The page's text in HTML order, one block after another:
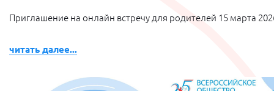
Приглашение на онлайн встречу для родителей 15 марта
читать далее...